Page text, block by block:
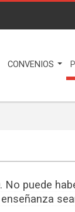
CONVENIOS
No puede